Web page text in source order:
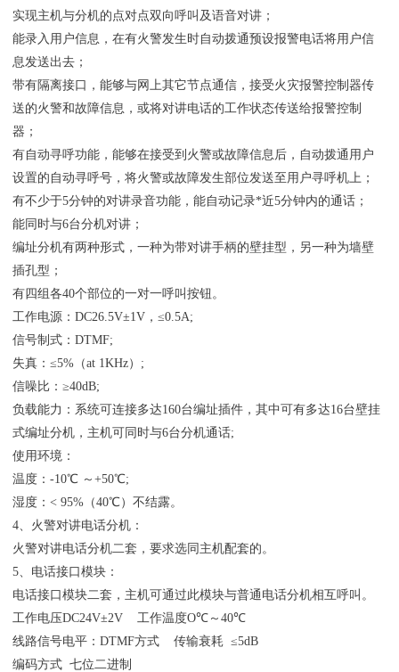
实现主机与分机的点对点双向呼叫及语音对讲；
能录入用户信息，在有火警发生时自动拨通预设报警电话将用户信
息发送出去；
带有隔离接口，能够与网上其它节点通信，接受火灾报警控制器传
送的火警和故障信息，或将对讲电话的工作状态传送给报警控制
器；
有自动寻呼功能，能够在接受到火警或故障信息后，自动拨通用户
设置的自动寻呼号，将火警或故障发生部位发送至用户寻呼机上；
有不少于5分钟的对讲录音功能，能自动记录*近5分钟内的通话；
能同时与6台分机对讲；
编址分机有两种形式，一种为带对讲手柄的壁挂型，另一种为墙壁
插孔型；
有四组各40个部位的一对一呼叫按钮。
工作电源：DC26.5V±1V，≤0.5A;
信号制式：DTMF;
失真：≤5%（at 1KHz）;
信噪比：≥40dB;
负载能力：系统可连接多达160台编址插件，其中可有多达16台壁挂
式编址分机，主机可同时与6台分机通话;
使用环境：
温度：-10℃ ～+50℃;
湿度：< 95%（40℃）不结露。
4、火警对讲电话分机：
火警对讲电话分机二套，要求选同主机配套的。
5、电话接口模块：
电话接口模块二套，主机可通过此模块与普通电话分机相互呼叫。
工作电压DC24V±2V 工作温度O℃～40℃
线路信号电平：DTMF方式 传输衰耗 ≤5dB
编码方式 七位二进制